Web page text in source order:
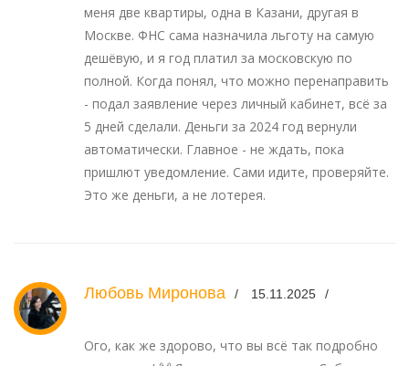
меня две квартиры, одна в Казани, другая в
Москве. ФНС сама назначила льготу на самую
дешёвую, и я год платил за московскую по
полной. Когда понял, что можно перенаправить
- подал заявление через личный кабинет, всё за
5 дней сделали. Деньги за 2024 год вернули
автоматически. Главное - не ждать, пока
пришлют уведомление. Сами идите, проверяйте.
Это же деньги, а не лотерея.
Любовь Миронова 15.11.2025
Ого, как же здорово, что вы всё так подробно